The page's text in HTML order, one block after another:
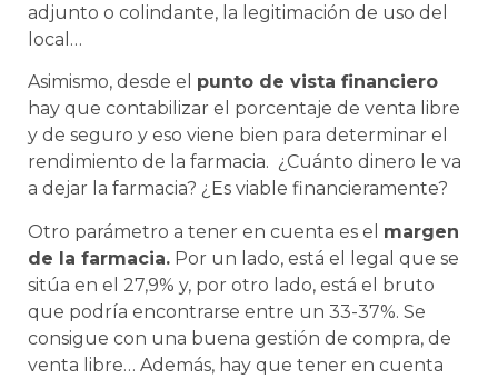
adjunto o colindante, la legitimación de uso del
local…
Asimismo, desde el punto de vista financiero
hay que contabilizar el porcentaje de venta libre
y de seguro y eso viene bien para determinar el
rendimiento de la farmacia. ¿Cuánto dinero le va
a dejar la farmacia? ¿Es viable financieramente?
Otro parámetro a tener en cuenta es el margen
de la farmacia. Por un lado, está el legal que se
sitúa en el 27,9% y, por otro lado, está el bruto
que podría encontrarse entre un 33-37%. Se
consigue con una buena gestión de compra, de
venta libre… Además, hay que tener en cuenta